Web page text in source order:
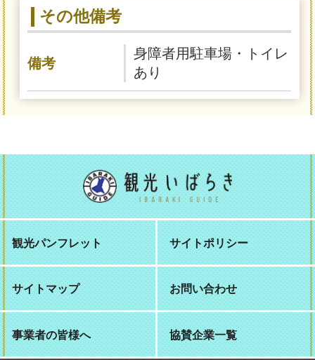
その他備考
備考
身障者用駐車場・トイレ
あり
観光パンフレット サイトポリシー
サイトマップ お問い合わせ
事業者の皆様へ 協賛企業一覧